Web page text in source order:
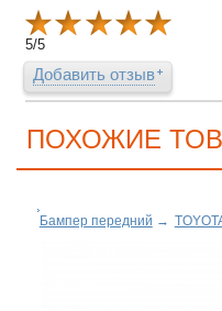
5/5
Добавить отзыв
ПОХОЖИЕ
Бампер передний →